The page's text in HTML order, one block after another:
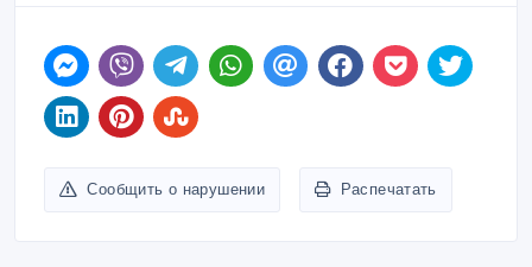
Сообщить о нарушении Распечатать